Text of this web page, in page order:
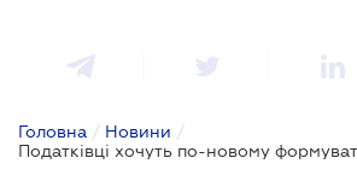
Головна / Новини /